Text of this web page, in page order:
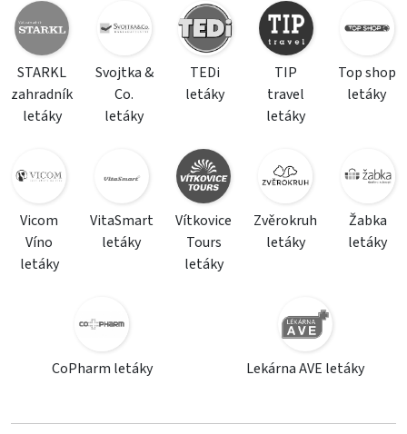
STARKL
zahradník
letáky
Svojtka &
Co.
letáky
TEDi
letáky
TIP
travel
letáky
Top shop
letáky
Vicom
Víno
letáky
VitaSmart
letáky
Vítkovice
Tours
letáky
Zvěrokruh
letáky
Žabka
letáky
CoPharm letáky Lekárna AVE letáky